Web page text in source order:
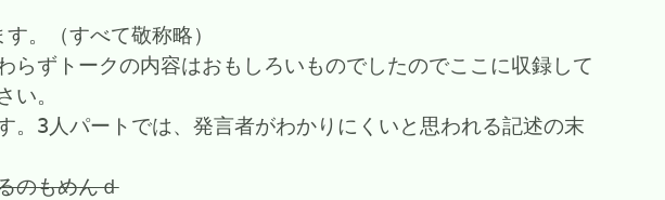
。（すべて敬称略）
ずトークの内容はおもしろいものでしたのでここに収録して
。
3人パートでは、発言者がわかりにくいと思われる記述の末
のもめんｄ